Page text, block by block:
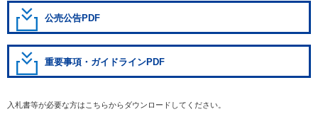
公売公告PDF
重要事項・ガイドラインPDF
入札書等が必要な方はこちらからダウンロードしてください。